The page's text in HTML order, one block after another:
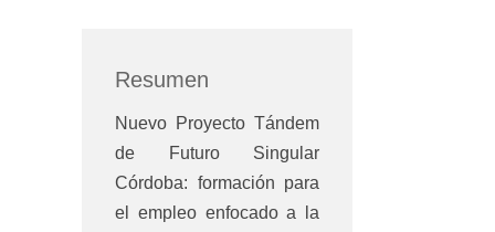
Resumen
Nuevo Proyecto Tándem
de Futuro Singular
Córdoba: formación para
el empleo enfocado a la